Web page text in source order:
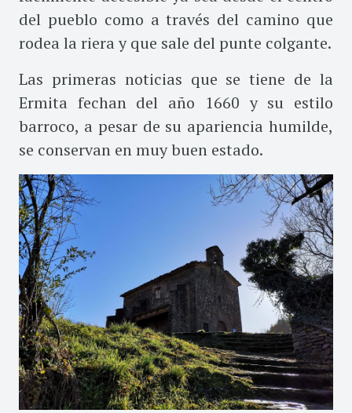
del pueblo como a través del camino que
rodea la riera y que sale del punte colgante.
Las primeras noticias que se tiene de la
Ermita fechan del año 1660 y su estilo
barroco, a pesar de su apariencia humilde,
se conservan en muy buen estado.